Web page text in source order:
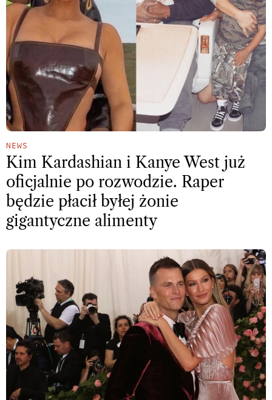
NEWS
Kim Kardashian i Kanye West już
oficjalnie po rozwodzie. Raper
będzie płacił byłej żonie
gigantyczne alimenty